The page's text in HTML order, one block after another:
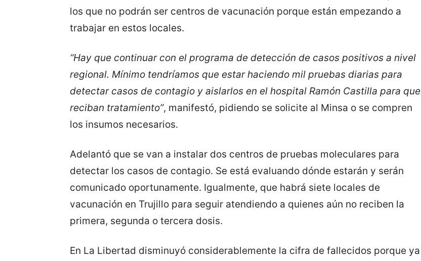
los que no podrán ser centros de vacunación porque están empezando a
trabajar en estos locales.
“Hay que continuar con el programa de detección de casos positivos a nivel
regional. Mínimo tendríamos que estar haciendo mil pruebas diarias para
detectar casos de contagio y aislarlos en el hospital Ramón Castilla para que
reciban tratamiento”, manifestó, pidiendo se solicite al Minsa o se compren
los insumos necesarios.
Adelantó que se van a instalar dos centros de pruebas moleculares para
detectar los casos de contagio. Se está evaluando dónde estarán y serán
comunicado oportunamente. Igualmente, que habrá siete locales de
vacunación en Trujillo para seguir atendiendo a quienes aún no reciben la
primera, segunda o tercera dosis.
En La Libertad disminuyó considerablemente la cifra de fallecidos porque ya